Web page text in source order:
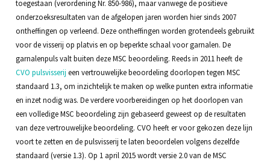
toegestaan (verordening Nr. 850-986), maar vanwege de positieve
onderzoeksresultaten van de afgelopen jaren worden hier sinds 2007
ontheffingen op verleend. Deze ontheffingen worden grotendeels gebruikt
voor de visserij op platvis en op beperkte schaal voor garnalen. De
garnalenpuls valt buiten deze MSC beoordeling. Reeds in 2011 heeft de
CVO pulsvisserij een vertrouwelijke beoordeling doorlopen tegen MSC
standaard 1.3, om inzichtelijk te maken op welke punten extra informatie
en inzet nodig was. De verdere voorbereidingen op het doorlopen van
een volledige MSC beoordeling zijn gebaseerd geweest op de resultaten
van deze vertrouwelijke beoordeling. CVO heeft er voor gekozen deze lijn
voort te zetten en de pulsvisserij te laten beoordelen volgens dezelfde
standaard (versie 1.3). Op 1 april 2015 wordt versie 2.0 van de MSC